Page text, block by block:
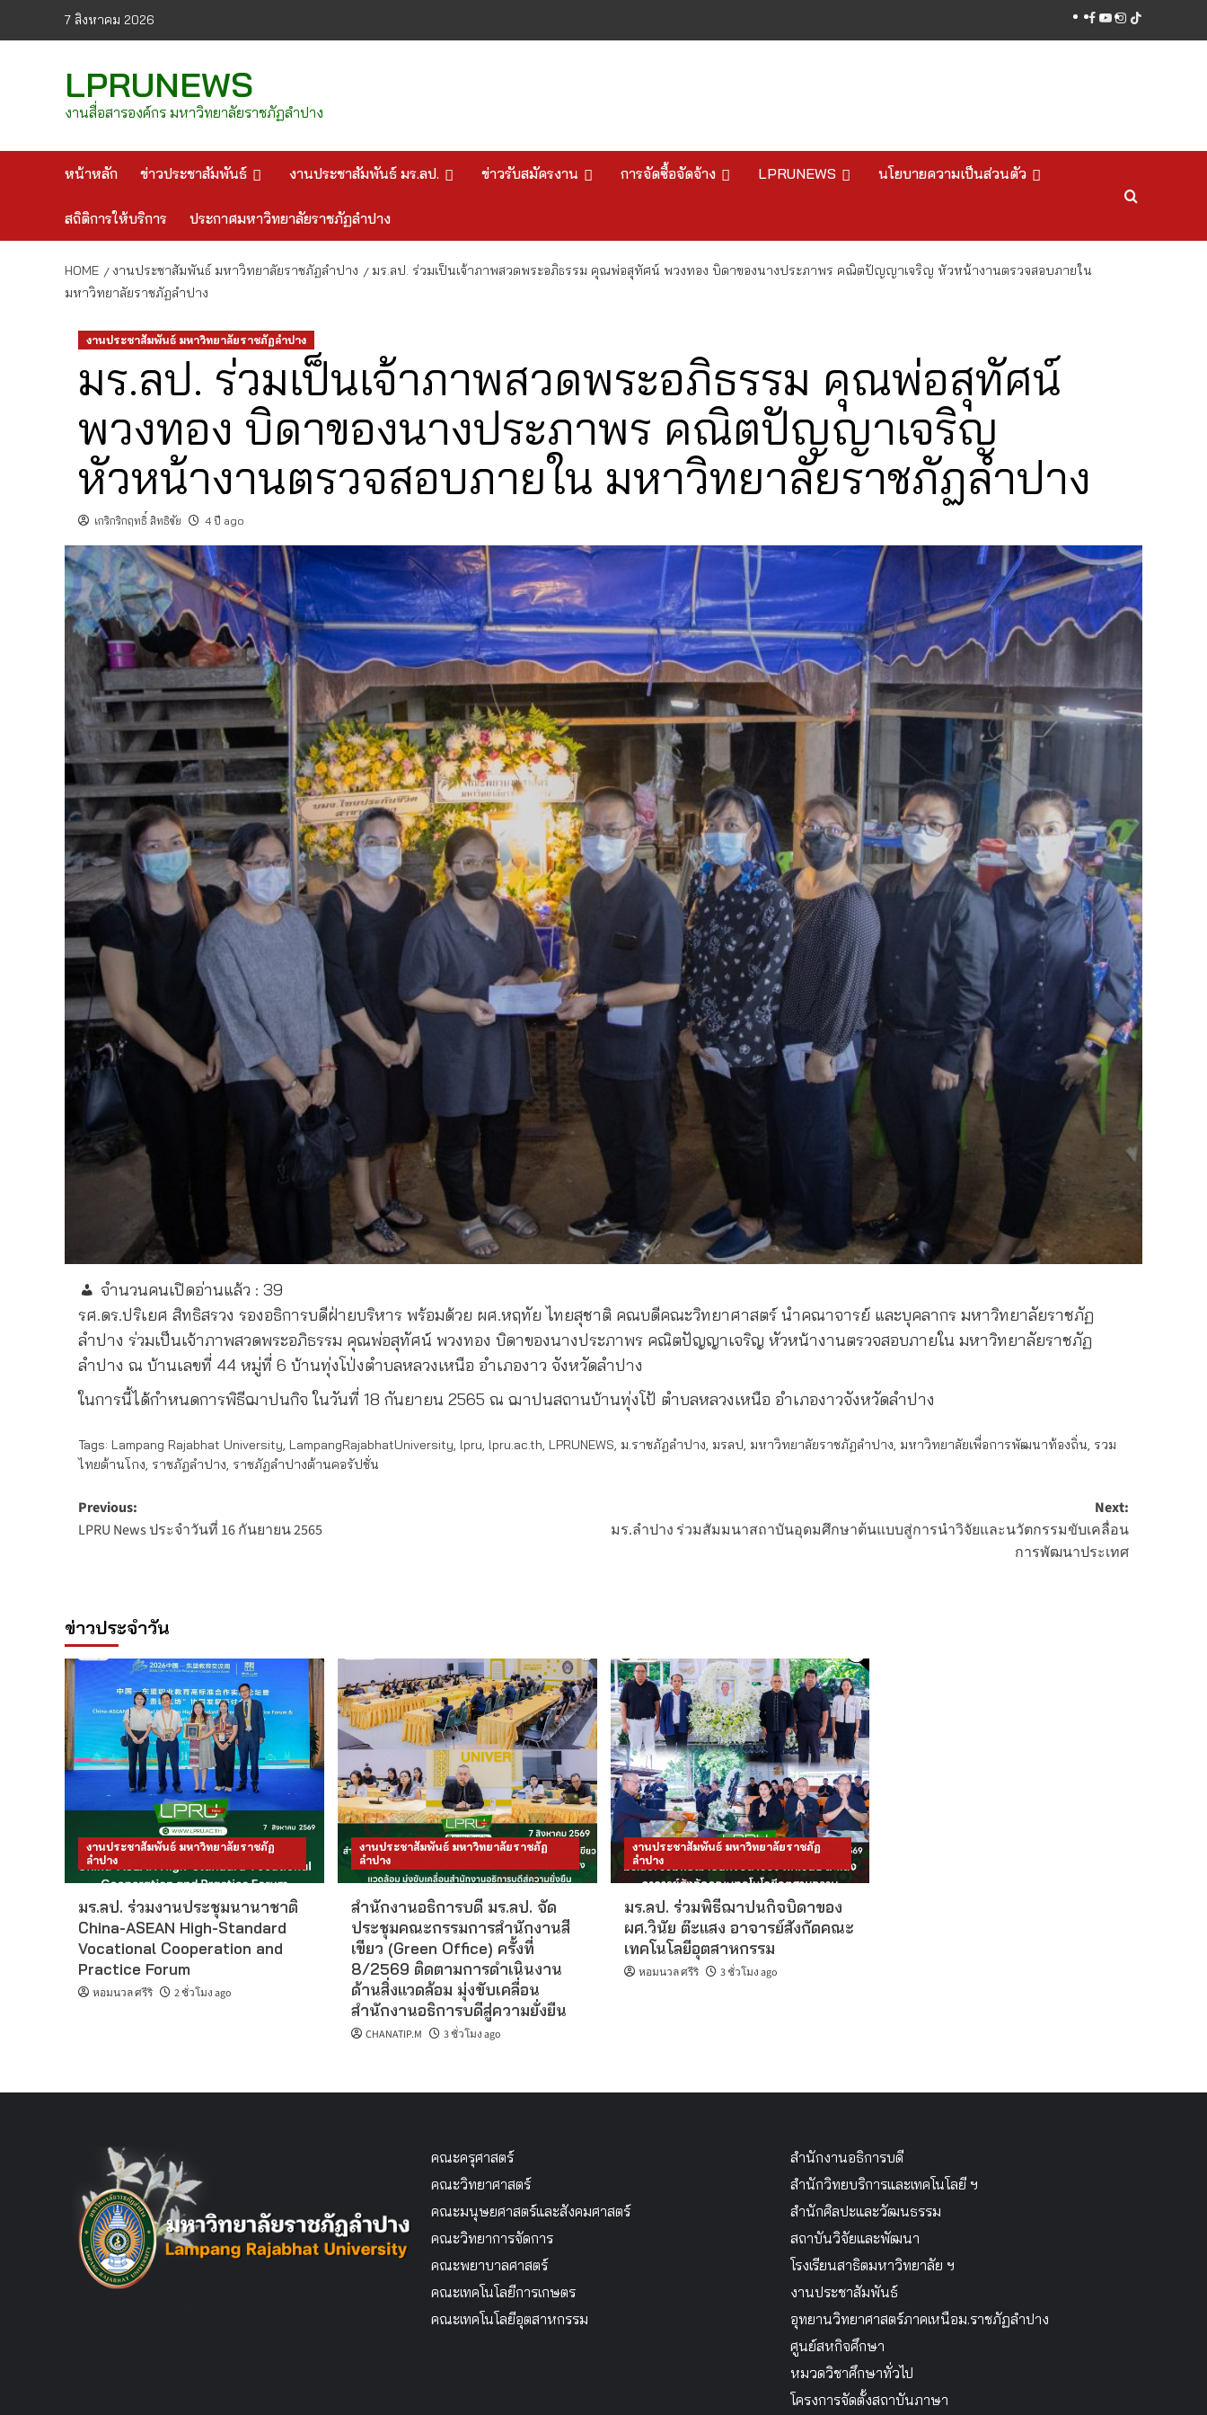
7 สิงหาคม 2026 facebook
youtube
instagram
tiktok
LPRUNEWS
งานสื่อสารองค์กร มหาวิทยาลัยราชภัฏลำปาง
หน้าหลัก ข่าวประชาสัมพันธ์ งานประชาสัมพันธ์ มร.ลป. ข่าวรับสมัครงาน การจัดซื้อจัดจ้าง LPRUNEWS นโยบายความเป็นส่วนตัว
สถิติการให้บริการ ประกาศมหาวิทยาลัยราชภัฏลำปาง
HOME งานประชาสัมพันธ์ มหาวิทยาลัยราชภัฏลำปาง
มร.ลป. ร่วมเป็นเจ้าภาพสวดพระอภิธรรม คุณพ่อสุทัศน์ พวงทอง บิดาของนางประภาพร คณิตปัญญาเจริญ หัวหน้างานตรวจสอบภายใน
มหาวิทยาลัยราชภัฏลำปาง
งานประชาสัมพันธ์ มหาวิทยาลัยราชภัฏลำปาง
มร.ลป. ร่วมเป็นเจ้าภาพสวดพระอภิธรรม คุณพ่อสุทัศน์
พวงทอง บิดาของนางประภาพร คณิตปัญญาเจริญ
หัวหน้างานตรวจสอบภายใน มหาวิทยาลัยราชภัฏลำปาง
เกริกริกฤทธิ์ สิทธิชัย 4 ปี ago
จำนวนคนเปิดอ่านแล้ว : 39
รศ.ดร.ปริเยศ สิทธิสรวง รองอธิการบดีฝ่ายบริหาร พร้อมด้วย ผศ.หฤทัย ไทยสุชาติ คณบดีคณะวิทยาศาสตร์ นำคณาจารย์ และบุคลากร มหาวิทยาลัยราชภัฏ
ลำปาง ร่วมเป็นเจ้าภาพสวดพระอภิธรรม คุณพ่อสุทัศน์ พวงทอง บิดาของนางประภาพร คณิตปัญญาเจริญ หัวหน้างานตรวจสอบภายใน มหาวิทยาลัยราชภัฏ
ลำปาง ณ บ้านเลขที่ 44 หมู่ที่ 6 บ้านทุ่งโป่งตำบลหลวงเหนือ อำเภองาว จังหวัดลำปาง
ในการนี้ได้กำหนดการพิธีฌาปนกิจ ในวันที่ 18 กันยายน 2565 ณ ฌาปนสถานบ้านทุ่งโป้ ตำบลหลวงเหนือ อำเภองาวจังหวัดลำปาง
Tags: Lampang Rajabhat University, LampangRajabhatUniversity, lpru, lpru.ac.th, LPRUNEWS, ม.ราชภัฏลำปาง, มรลป, มหาวิทยาลัยราชภัฏลำปาง, มหาวิทยาลัยเพื่อการพัฒนาท้องถิ่น, รวม
ไทยต้านโกง, ราชภัฏลำปาง, ราชภัฏลำปางต้านคอรัปชั่น
Post
navigation
Previous:
LPRU News ประจำวันที่ 16 กันยายน 2565
Next:
มร.ลำปาง ร่วมสัมมนาสถาบันอุดมศึกษาต้นแบบสู่การนำวิจัยและนวัตกรรมขับเคลื่อน
การพัฒนาประเทศ
ข่าวประจำวัน
งานประชาสัมพันธ์ มหาวิทยาลัยราชภัฏ
ลำปาง
มร.ลป. ร่วมงานประชุมนานาชาติ
China-ASEAN High-Standard
Vocational Cooperation and
Practice Forum
หอมนวล ศรีริ 2 ชั่วโมง ago
งานประชาสัมพันธ์ มหาวิทยาลัยราชภัฏ
ลำปาง
สำนักงานอธิการบดี มร.ลป. จัด
ประชุมคณะกรรมการสำนักงานสี
เขียว (Green Office) ครั้งที่
8/2569 ติดตามการดำเนินงาน
ด้านสิ่งแวดล้อม มุ่งขับเคลื่อน
สำนักงานอธิการบดีสู่ความยั่งยืน
CHANATIP.M 3 ชั่วโมง ago
งานประชาสัมพันธ์ มหาวิทยาลัยราชภัฏ
ลำปาง
มร.ลป. ร่วมพิธีฌาปนกิจบิดาของ
ผศ.วินัย ต๊ะแสง อาจารย์สังกัดคณะ
เทคโนโลยีอุตสาหกรรม
หอมนวล ศรีริ 3 ชั่วโมง ago
คณะครุศาสตร์
คณะวิทยาศาสตร์
คณะมนุษยศาสตร์และสังคมศาสตร์
คณะวิทยาการจัดการ
คณะพยาบาลศาสตร์
คณะเทคโนโลยีการเกษตร
คณะเทคโนโลยีอุตสาหกรรม
สำนักงานอธิการบดี
สำนักวิทยบริการและเทคโนโลยี ฯ
สำนักศิลปะและวัฒนธรรม
สถาบันวิจัยและพัฒนา
โรงเรียนสาธิตมหาวิทยาลัย ฯ
งานประชาสัมพันธ์
อุทยานวิทยาศาสตร์ภาคเหนือม.ราชภัฏลำปาง
ศูนย์สหกิจศึกษา
หมวดวิชาศึกษาทั่วไป
โครงการจัดตั้งสถาบันภาษา